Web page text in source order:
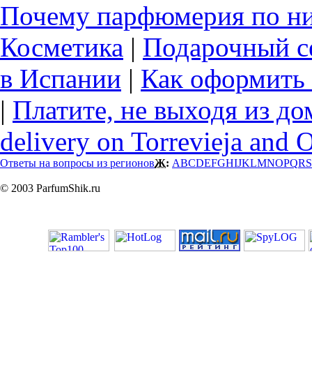
Почему парфюмерия по
Косметика | Подарочный
в Испании | Как оформить
| Платите, не выходя из
delivery on Torrevieja and
Ответы на вопросы из регионовЖ: ABCDEFGHIJKLMNOPQRS
© 2003 ParfumShik.ru